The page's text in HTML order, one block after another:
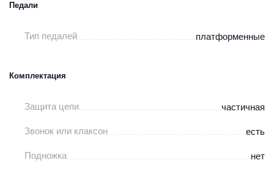
Педали
Тип педалей платформенные
Комплектация
Защита цепи частичная
Звонок или клаксон есть
Подножка нет